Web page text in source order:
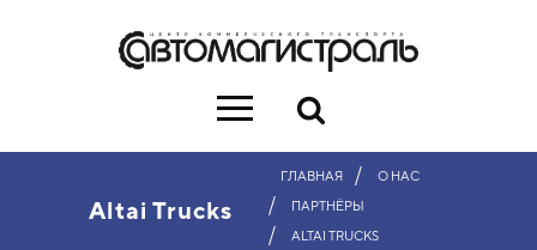
Altai Trucks
ГЛАВНАЯ / О НАС
/ ПАРТНЁРЫ
/ ALTAI TRUCKS